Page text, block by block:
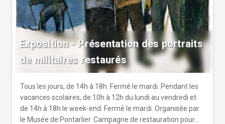
Exposition - Présentation des portraits
de militaires restaurés
Tous les jours, de 14h à 18h. Fermé le mardi. Pendant les
vacances scolaires, de 10h à 12h du lundi au vendredi et
de 14h à 18h le week-end. Fermé le mardi. Organisée par
le Musée de Pontarlier. Campagne de restauration pour